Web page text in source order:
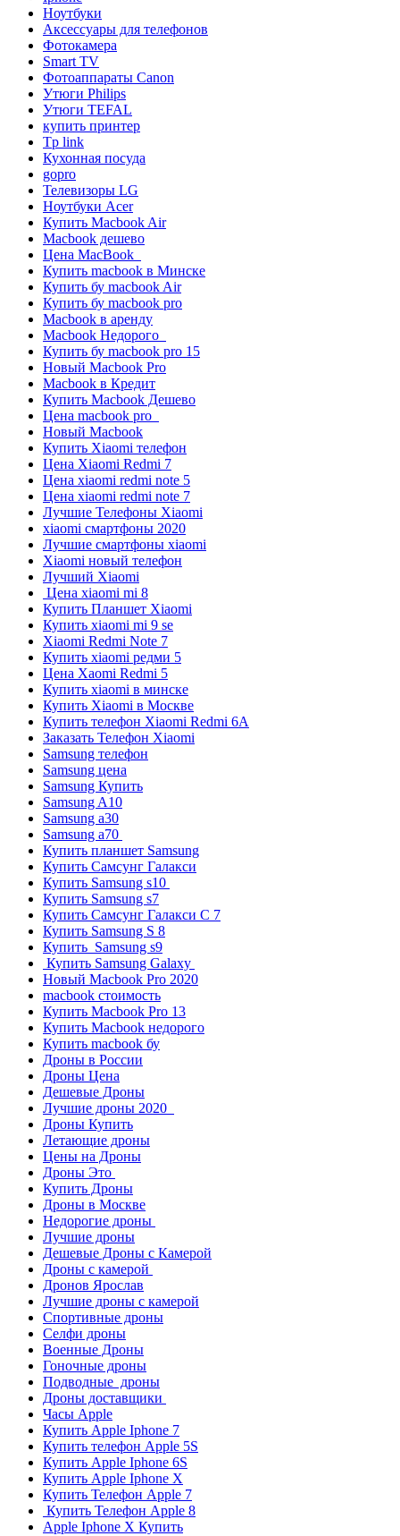
Ноутбуки
Аксессуары для телефонов
Фотокамерa
Smart TV
Фотоаппараты Canon
Утюги Philips
Утюги TEFAL
купить принтер
Tp link
Кухонная посуда
gopro
Телевизоры LG
Ноутбуки Acer
Купить Macbook Air
Macbook дешево
Цена MacBook
Купить macbook в Минске
Купить бу macbook Air
Купить бу macbook pro
Macbook в аренду
Macbook Недорого
Купить бу macbook pro 15
Новый Macbook Pro
Macbook в Кредит
Купить Macbook Дешево
Цена macbook pro
Новый Macbook
Купить Xiaomi телефон
Цена Xiaomi Redmi 7
Цена xiaomi redmi note 5
Цена xiaomi redmi note 7
Лучшие Телефоны Xiaomi
xiaomi смартфоны 2020
Лучшие смартфоны xiaomi
Xiaomi новый телефон
Лучший Xiaomi
Цена xiaomi mi 8
Купить Планшет Xiaomi
Купить xiaomi mi 9 se
Xiaomi Redmi Note 7
Купить xiaomi редми 5
Цена Xaomi Redmi 5
Купить xiaomi в минске
Купить Xiaomi в Москве
Купить телефон Xiaomi Redmi 6A
Заказать Телефон Xiaomi
Samsung телефон
Samsung цена
Samsung Купить
Samsung A10
Samsung а30
Samsung а70
Купить планшет Samsung
Купить Самсунг Галакси
Купить Samsung s10
Купить Samsung s7
Купить Самсунг Галакси С 7
Купить Samsung S 8
Купить Samsung s9
Купить Samsung Galaxy
Новый Macbook Pro 2020
macbook стоимость
Купить Macbook Pro 13
Купить Macbook недорого
Купить macbook бу
Дроны в России
Дроны Цена
Дешевые Дроны
Лучшие дроны 2020
Дроны Купить
Летающие дроны
Цены на Дроны
Дроны Это
Купить Дроны
Дроны в Москве
Недорогие дроны
Лучшие дроны
Дешевые Дроны с Камерой
Дроны с камерой
Дронов Ярослав
Лучшие дроны с камерой
Спортивные дроны
Селфи дроны
Военные Дроны
Гоночные дроны
Подводные дроны
Дроны доставщики
Часы Apple
Купить Apple Iphone 7
Купить телефон Apple 5S
Купить Apple Iphone 6S
Купить Apple Iphone X
Купить Телефон Apple 7
Купить Телефон Apple 8
Apple Iphone X Купить